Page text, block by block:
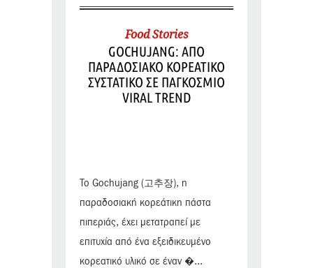
Food Stories
GOCHUJANG: ΑΠΟ
ΠΑΡΑΔΟΣΙΑΚΟ ΚΟΡΕΑΤΙΚΟ
ΣΥΣΤΑΤΙΚΟ ΣΕ ΠΑΓΚΟΣΜΙΟ
VIRAL TREND
Το Gochujang (고추장), η
παραδοσιακή κορεάτικη πάστα
πιπεριάς, έχει μετατραπεί με
επιτυχία από ένα εξειδικευμένο
κορεατικό υλικό σε έναν �...